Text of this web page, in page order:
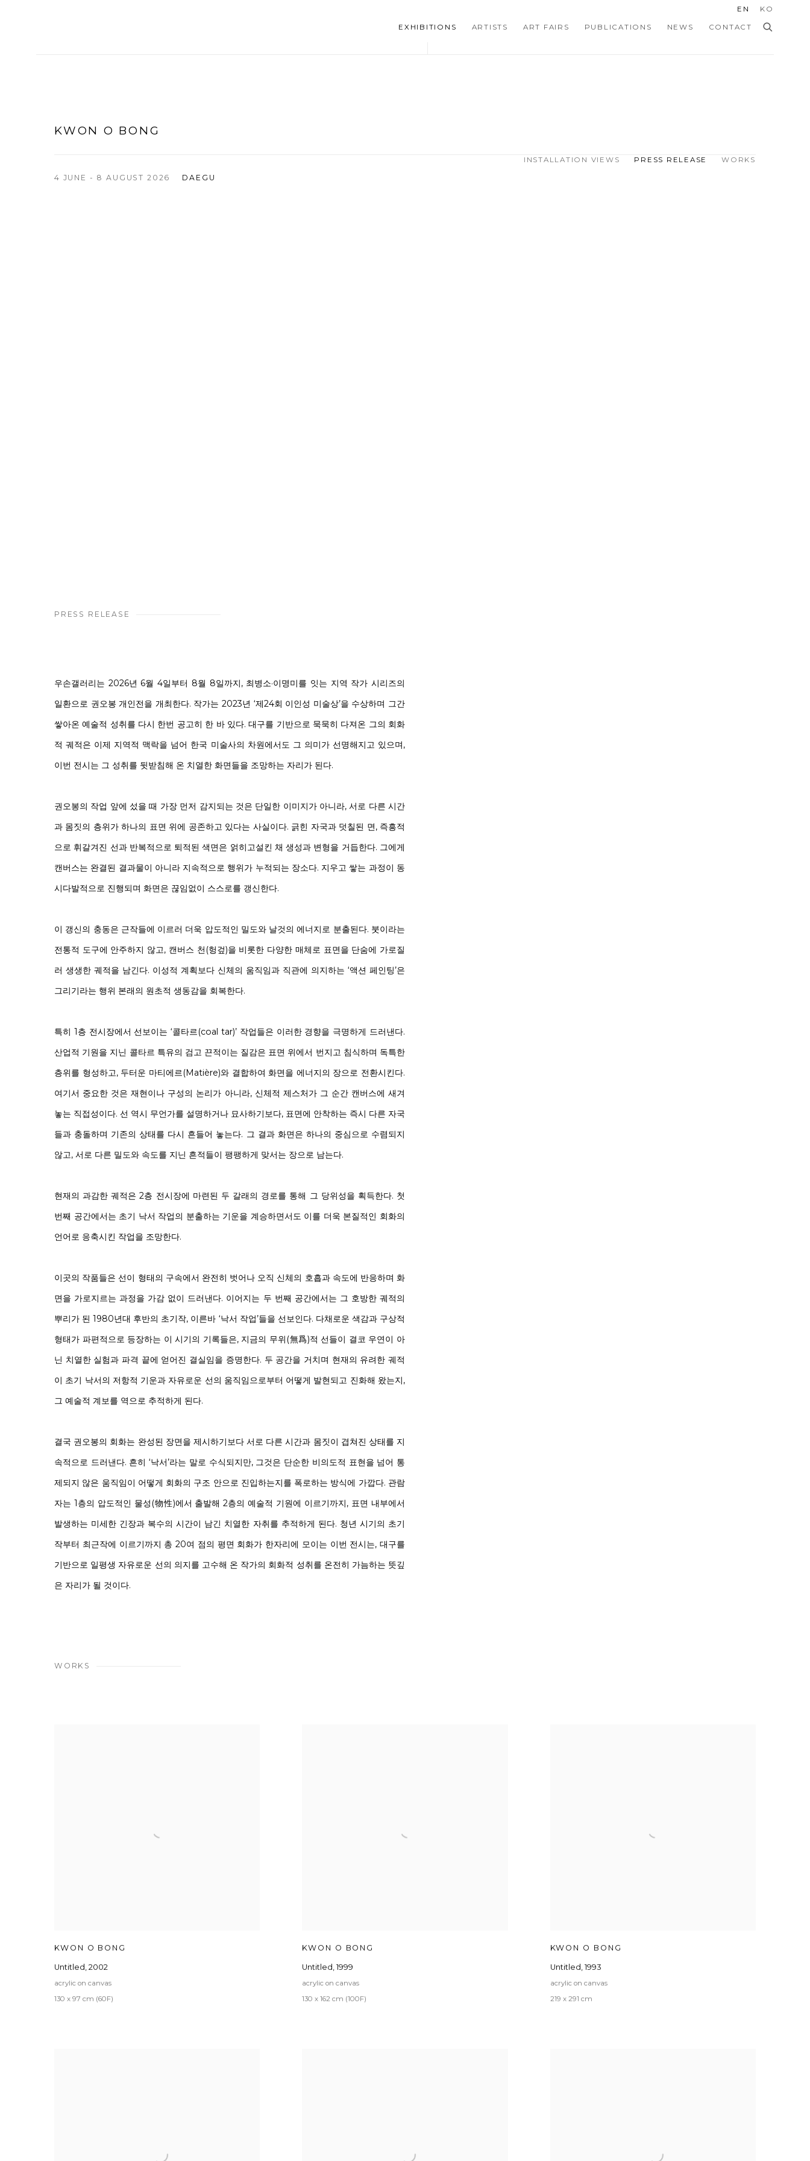
EXHIBITIONS ARTISTS ART FAIRS PUBLICATIONS NEWS CONTACT
EN KO
KWON O BONG
4 JUNE - 8 AUGUST 2026 DAEGU
INSTALLATION VIEWS PRESS RELEASE WORKS
PRESS RELEASE
우손갤러리는 2026년 6월 4일부터 8월 8일까지, 최병소·이명미를 잇는 지역 작가 시리즈의
일환으로 권오봉 개인전을 개최한다. 작가는 2023년 ‘제24회 이인성 미술상’을 수상하며 그간
쌓아온 예술적 성취를 다시 한번 공고히 한 바 있다. 대구를 기반으로 묵묵히 다져온 그의 회화
적 궤적은 이제 지역적 맥락을 넘어 한국 미술사의 차원에서도 그 의미가 선명해지고 있으며,
이번 전시는 그 성취를 뒷받침해 온 치열한 화면들을 조망하는 자리가 된다.
권오봉의 작업 앞에 섰을 때 가장 먼저 감지되는 것은 단일한 이미지가 아니라, 서로 다른 시간
과 몸짓의 층위가 하나의 표면 위에 공존하고 있다는 사실이다. 긁힌 자국과 덧칠된 면, 즉흥적
으로 휘갈겨진 선과 반복적으로 퇴적된 색면은 얽히고설킨 채 생성과 변형을 거듭한다. 그에게
캔버스는 완결된 결과물이 아니라 지속적으로 행위가 누적되는 장소다. 지우고 쌓는 과정이 동
시다발적으로 진행되며 화면은 끊임없이 스스로를 갱신한다.
이 갱신의 충동은 근작들에 이르러 더욱 압도적인 밀도와 날것의 에너지로 분출된다. 붓이라는
전통적 도구에 안주하지 않고, 캔버스 천(헝겊)을 비롯한 다양한 매체로 표면을 단숨에 가로질
러 생생한 궤적을 남긴다. 이성적 계획보다 신체의 움직임과 직관에 의지하는 ‘액션 페인팅’은
그리기라는 행위 본래의 원초적 생동감을 회복한다.
특히 1층 전시장에서 선보이는 ‘콜타르(coal tar)’ 작업들은 이러한 경향을 극명하게 드러낸다.
산업적 기원을 지닌 콜타르 특유의 검고 끈적이는 질감은 표면 위에서 번지고 침식하며 독특한
층위를 형성하고, 두터운 마티에르(Matière)와 결합하여 화면을 에너지의 장으로 전환시킨다.
여기서 중요한 것은 재현이나 구성의 논리가 아니라, 신체적 제스처가 그 순간 캔버스에 새겨
놓는 직접성이다. 선 역시 무언가를 설명하거나 묘사하기보다, 표면에 안착하는 즉시 다른 자국
들과 충돌하며 기존의 상태를 다시 흔들어 놓는다. 그 결과 화면은 하나의 중심으로 수렴되지
않고, 서로 다른 밀도와 속도를 지닌 흔적들이 팽팽하게 맞서는 장으로 남는다.
현재의 과감한 궤적은 2층 전시장에 마련된 두 갈래의 경로를 통해 그 당위성을 획득한다. 첫
번째 공간에서는 초기 낙서 작업의 분출하는 기운을 계승하면서도 이를 더욱 본질적인 회화의
언어로 응축시킨 작업을 조망한다.
이곳의 작품들은 선이 형태의 구속에서 완전히 벗어나 오직 신체의 호흡과 속도에 반응하며 화
면을 가로지르는 과정을 가감 없이 드러낸다. 이어지는 두 번째 공간에서는 그 호방한 궤적의
뿌리가 된 1980년대 후반의 초기작, 이른바 ‘낙서 작업’들을 선보인다. 다채로운 색감과 구상적
형태가 파편적으로 등장하는 이 시기의 기록들은, 지금의 무위(無爲)적 선들이 결코 우연이 아
닌 치열한 실험과 파격 끝에 얻어진 결실임을 증명한다. 두 공간을 거치며 현재의 유려한 궤적
이 초기 낙서의 저항적 기운과 자유로운 선의 움직임으로부터 어떻게 발현되고 진화해 왔는지,
그 예술적 계보를 역으로 추적하게 된다.
결국 권오봉의 회화는 완성된 장면을 제시하기보다 서로 다른 시간과 몸짓이 겹쳐진 상태를 지
속적으로 드러낸다. 흔히 ‘낙서’라는 말로 수식되지만, 그것은 단순한 비의도적 표현을 넘어 통
제되지 않은 움직임이 어떻게 회화의 구조 안으로 진입하는지를 폭로하는 방식에 가깝다. 관람
자는 1층의 압도적인 물성(物性)에서 출발해 2층의 예술적 기원에 이르기까지, 표면 내부에서
발생하는 미세한 긴장과 복수의 시간이 남긴 치열한 자취를 추적하게 된다. 청년 시기의 초기
작부터 최근작에 이르기까지 총 20여 점의 평면 회화가 한자리에 모이는 이번 전시는, 대구를
기반으로 일평생 자유로운 선의 의지를 고수해 온 작가의 회화적 성취를 온전히 가늠하는 뜻깊
은 자리가 될 것이다.
WORKS
KWON O BONG
Untitled, 2002
acrylic on canvas
130 x 97 cm (60F)
KWON O BONG
Untitled,1999
acrylic on canvas
130 x 162 cm (100F)
KWON O BONG
Untitled, 1993
acrylic on canvas
219 x 291 cm